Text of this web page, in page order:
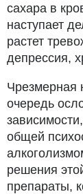
сахара в
наступает
растет
депрессия,
Чрезмерная
очередь
общей
решения
препараты,